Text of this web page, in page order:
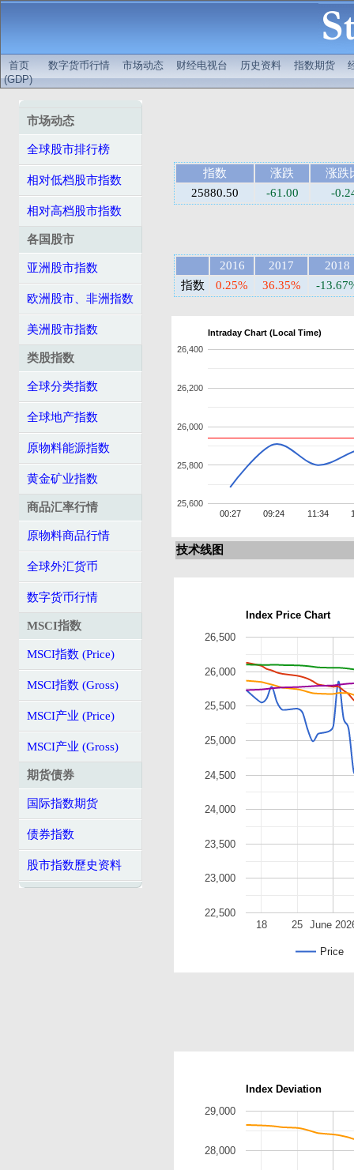
首页 数字货币行情 市场动态 财经电视台 历史资料 指数期货
(GDP)
市场动态
全球股市排行榜
相对低档股市指数
相对高档股市指数
各国股市
亚洲股市指数
欧洲股市、非洲指数
美洲股市指数
类股指数
全球分类指数
全球地产指数
原物料能源指数
黄金矿业指数
商品汇率行情
原物料商品行情
全球外汇货币
数字货币行情
MSCI指数
MSCI指数 (Price)
MSCI指数 (Gross)
MSCI产业 (Price)
MSCI产业 (Gross)
期货债券
国际指数期货
债券指数
股市指数歷史资料
指数 涨跌
涨跌
25880.50
-61.00 -
2016 2017
2018
指数
0.25% 36.35% -
Intraday Chart (Local Time)
00:27 09:24 11:34
25,600
25,800
26,000
26,200
26,400
技术线图
Index Price Chart
Price
June
18 25
22,500
23,000
23,500
24,000
24,500
25,000
25,500
26,000
26,500
Index Deviation
28,000
29,000